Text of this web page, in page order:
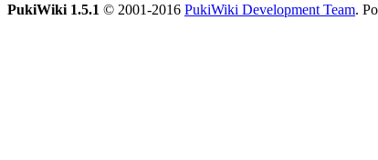
PukiWiki 1.5.1 © 2001-2016 PukiWiki Development Team.